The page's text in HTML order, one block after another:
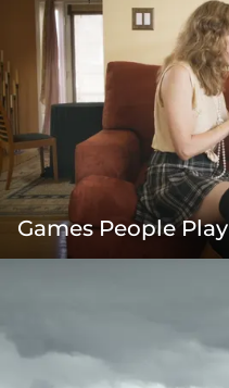
Games People Play